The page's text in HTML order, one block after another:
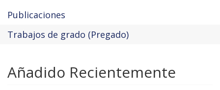
Publicaciones
Trabajos de grado (Pregado)
Añadido Recientemente